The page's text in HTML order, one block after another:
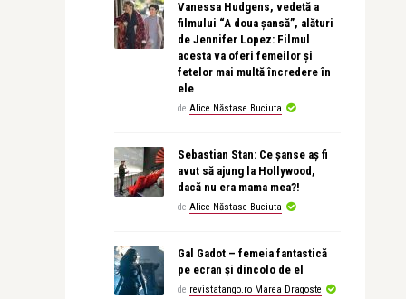
Vanessa Hudgens, vedetă a
filmului “A doua șansă”, alături
de Jennifer Lopez: Filmul
acesta va oferi femeilor și
fetelor mai multă încredere în
ele
de Alice Năstase Buciuta
Sebastian Stan: Ce șanse aș fi
avut să ajung la Hollywood,
dacă nu era mama mea?!
de Alice Năstase Buciuta
Gal Gadot – femeia fantastică
pe ecran și dincolo de el
de revistatango.ro Marea Dragoste